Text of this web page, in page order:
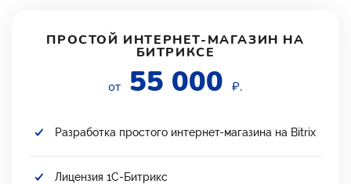
ПРОСТОЙ ИНТЕРНЕТ-МАГАЗИН НА
БИТРИКСЕ
от 55 000 ₽.
Разработка простого интернет-магазина на Bitrix
Лицензия 1С-Битрикс